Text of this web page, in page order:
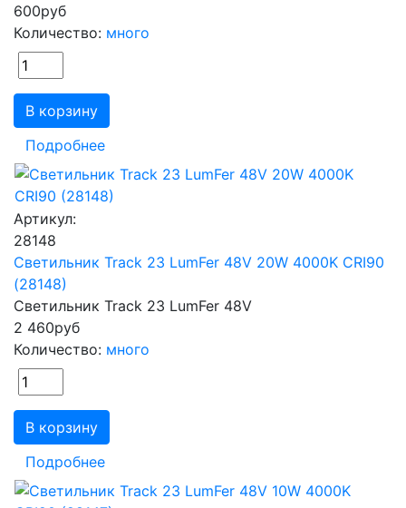
600руб
Количество: много
В корзину
Подробнее
Артикул:
28148
Светильник Track 23 LumFer 48V 20W 4000K CRI90
(28148)
Светильник Track 23 LumFer 48V
2 460руб
Количество: много
В корзину
Подробнее